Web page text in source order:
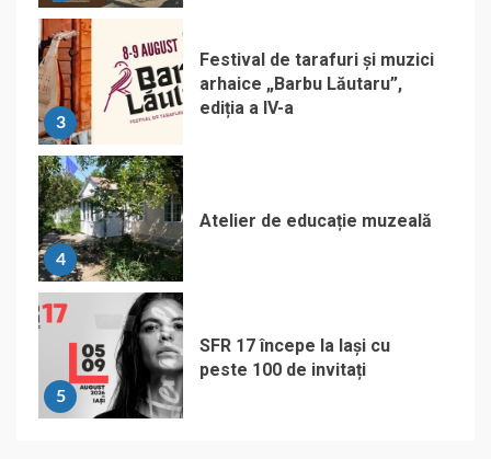
3
Festival de tarafuri și muzici
arhaice „Barbu Lăutaru”,
ediția a IV-a
4
Atelier de educație muzeală
5
SFR 17 începe la Iași cu
peste 100 de invitați